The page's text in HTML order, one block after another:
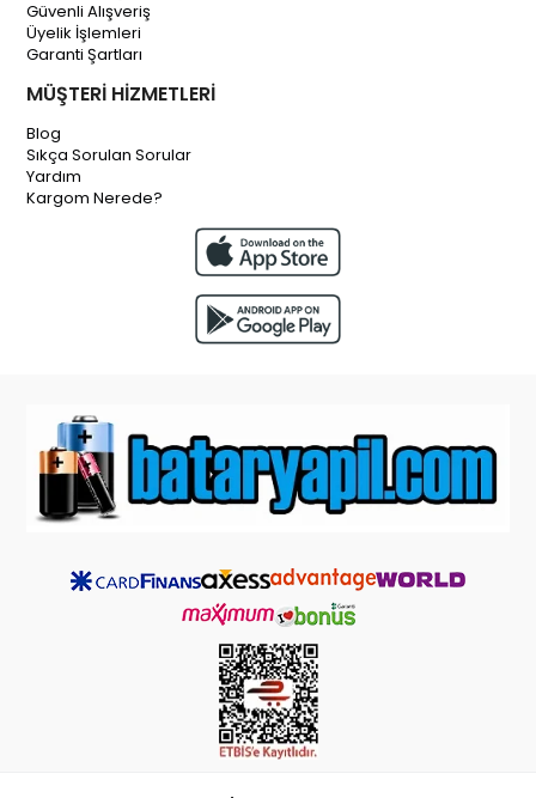
Güvenli Alışveriş
Üyelik İşlemleri
Garanti Şartları
MÜŞTERİ HİZMETLERİ
Blog
Sıkça Sorulan Sorular
Yardım
Kargom Nerede?